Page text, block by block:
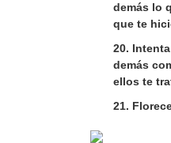
demás lo
que te
20.
demás
ellos te
21.